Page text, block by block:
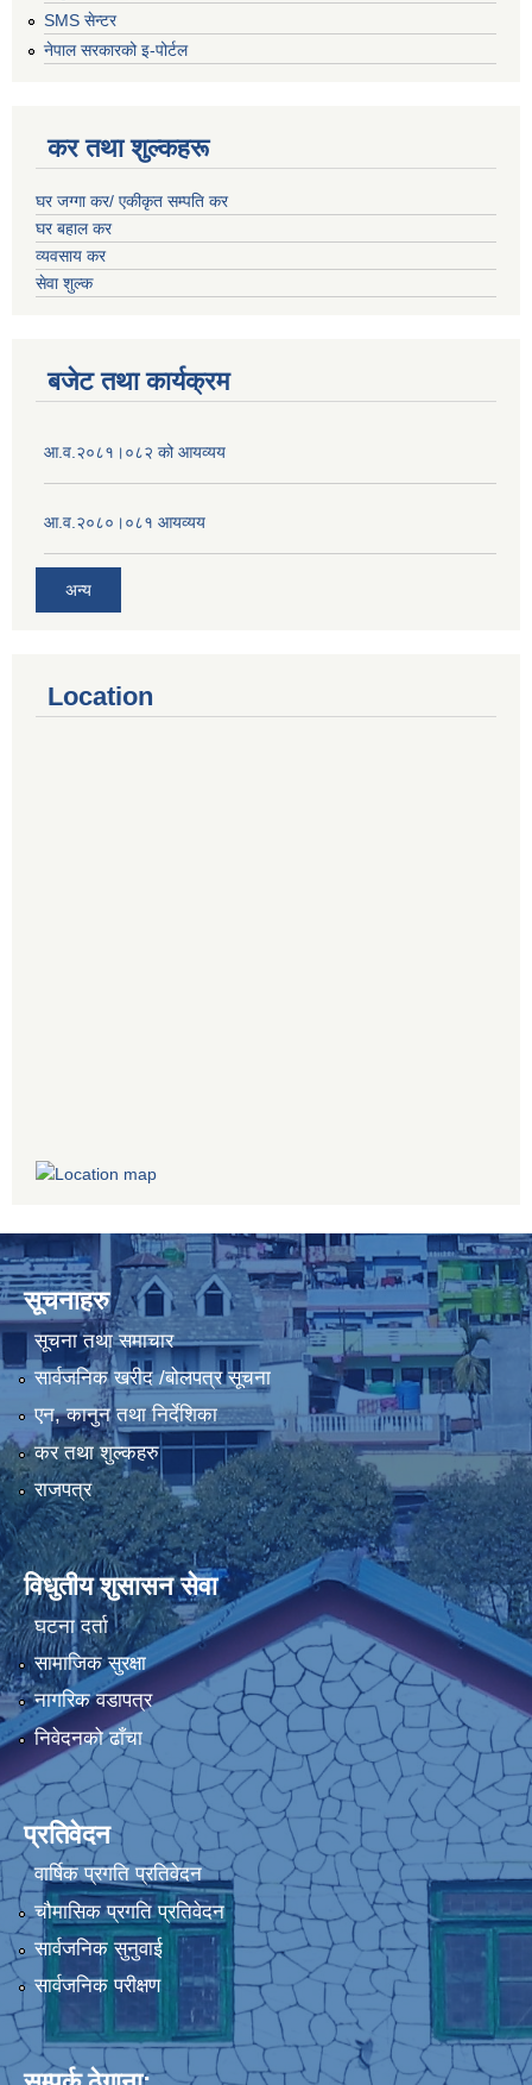
SMS सेन्टर
नेपाल सरकारको इ-पोर्टल
कर तथा शुल्कहरू
घर जग्गा कर/ एकीकृत सम्पति कर
घर बहाल कर
व्यवसाय कर
सेवा शुल्क
बजेट तथा कार्यक्रम
आ.व.२०८१।०८२ को आयव्यय
आ.व.२०८०।०८१ आयव्यय
अन्य
Location
सूचनाहरु
सूचना तथा समाचार
सार्वजनिक खरीद /बोलपत्र सूचना
एन, कानुन तथा निर्देशिका
कर तथा शुल्कहरु
राजपत्र
विधुतीय शुसासन सेवा
घटना दर्ता
सामाजिक सुरक्षा
नागरिक वडापत्र
निवेदनको ढाँचा
प्रतिवेदन
वार्षिक प्रगति प्रतिवेदन
चौमासिक प्रगति प्रतिवेदन
सार्वजनिक सुनुवाई
सार्वजनिक परीक्षण